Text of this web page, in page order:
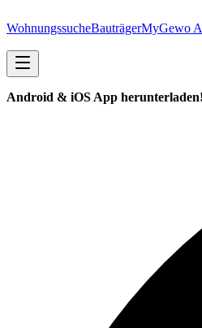
WohnungssucheBauträgerMyGewo
Android & iOS App herunterladen!